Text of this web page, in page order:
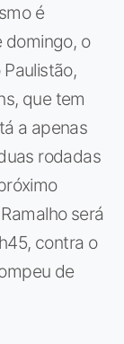
é
domingo, o
que tem
a apenas
rodadas
será
contra o
de